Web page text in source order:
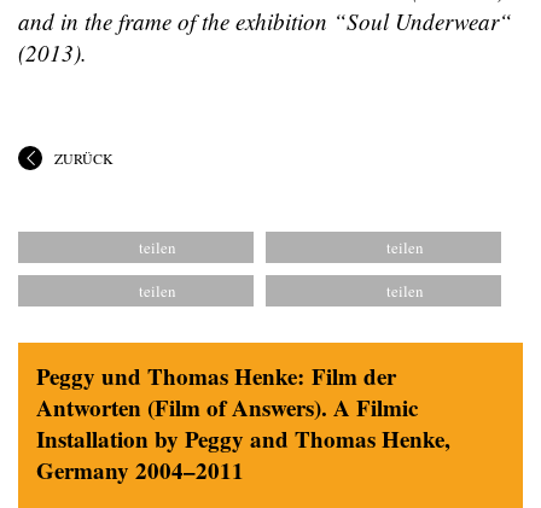
and in the frame of the exhibition “Soul Underwear“
(2013).
ZURÜCK
Peggy und Thomas Henke: Film der
Antworten (Film of Answers). A Filmic
Installation by Peggy and Thomas Henke,
Germany 2004–2011